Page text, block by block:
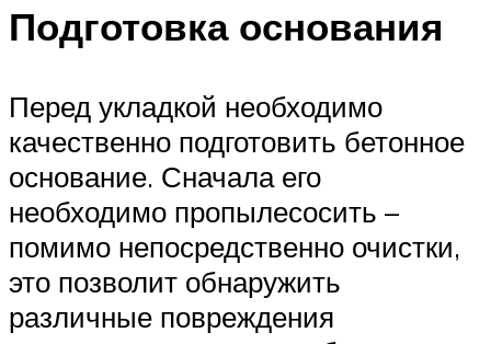
Подготовка основания
Перед укладкой необходимо
качественно подготовить бетонное
основание. Сначала его
необходимо пропылесосить –
помимо непосредственно очистки,
это позволит обнаружить
различные повреждения